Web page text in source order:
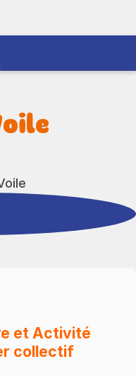
et Activité
collectif